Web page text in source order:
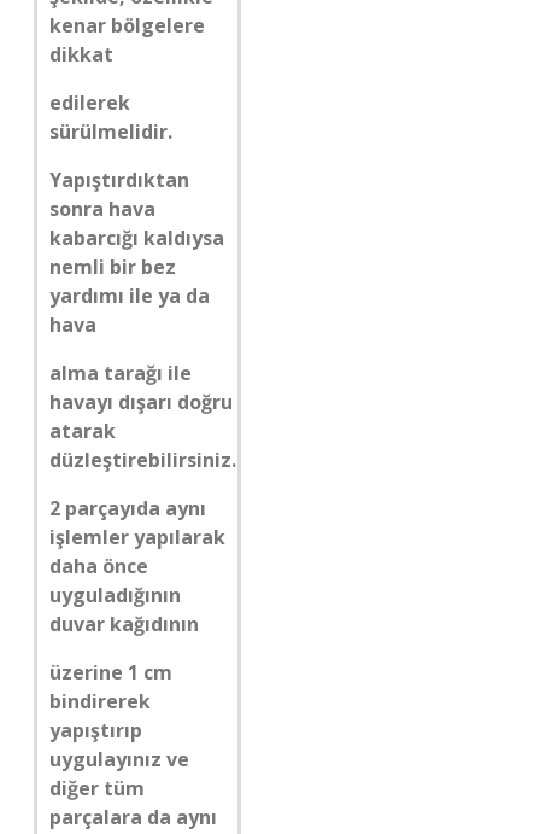
kenar bölgelere
dikkat
edilerek
sürülmelidir.
Yapıştırdıktan
sonra hava
kabarcığı kaldıysa
nemli bir bez
yardımı ile ya da
hava
alma tarağı ile
havayı dışarı doğru
atarak
düzleştirebilirsiniz.
2 parçayıda aynı
işlemler yapılarak
daha önce
uyguladığının
duvar kağıdının
üzerine 1 cm
bindirerek
yapıştırıp
uygulayınız ve
diğer tüm
parçalara da aynı